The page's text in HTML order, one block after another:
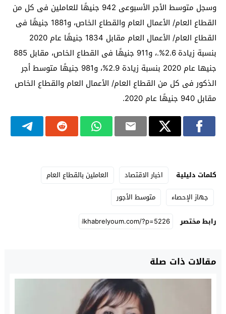
وسجل متوسط الأجر الأسبوعى 942 جنيهًا للعاملين فى كل من
القطاع العام/ الأعمال العام والقطاع الخاص، و1881 جنيهًا فى
القطاع العام/ الأعمال العام مقابل 1834 جنيهًا عام 2020
بنسبة زيادة 2.6%.، و911 جنيهًا فى القطاع الخاص، مقابل 885
جنيها عام 2020 بنسبة زيادة 2.9%، و981 جنيهًا متوسط أجر
الذكور فى كل من القطاع العام/ الأعمال العام والقطاع الخاص
مقابل 940 جنيهًا عام 2020.
كلمات دليلية اخبار الاقتصاد
العاملين بالقطاع العام
جهاز الإحصاء
متوسط الأجور
رابط مختصر
مقالات ذات صلة